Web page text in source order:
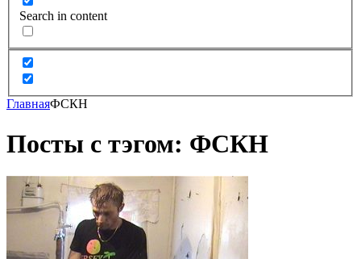
Search in content
ГлавнаяФСКН
Посты с тэгом: ФСКН